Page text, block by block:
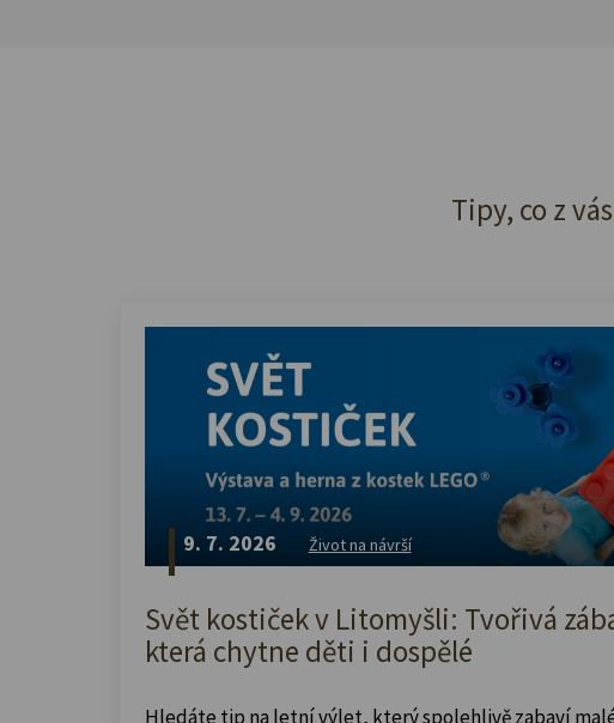
Tipy, co z
9. 7. 2026 Život na návrší
Svět kostiček v Litomyšli: Tvořivá
která chytne děti i dospělé
Hledáte tip na letní výlet, který spolehlivě zabaví